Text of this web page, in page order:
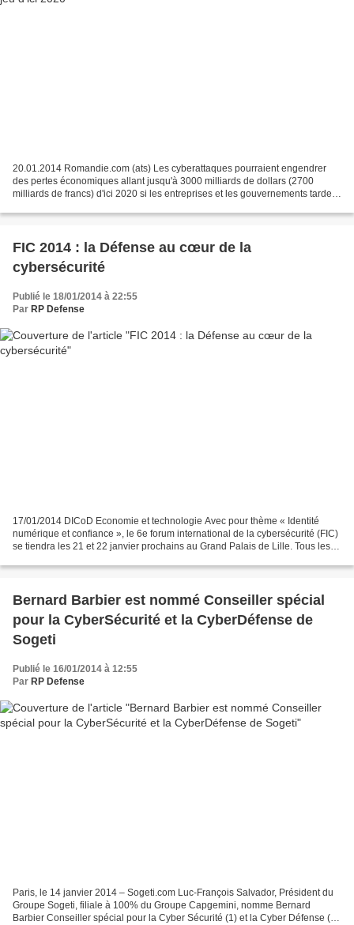
20.01.2014 Romandie.com (ats) Les cyberattaques pourraient engendrer
des pertes économiques allant jusqu'à 3000 milliards de dollars (2700
milliards de francs) d'ici 2020 si les entreprises et les gouvernements tardent
FIC 2014 : la Défense au cœur de la
cybersécurité
Publié le 18/01/2014 à 22:55
Par RP Defense
17/01/2014 DICoD Economie et technologie Avec pour thème « Identité
numérique et confiance », le 6e forum international de la cybersécurité (FIC)
se tiendra les 21 et 22 janvier prochains au Grand Palais de Lille. Tous les
Bernard Barbier est nommé Conseiller spécial
pour la CyberSécurité et la CyberDéfense de
Sogeti
Publié le 16/01/2014 à 12:55
Par RP Defense
Paris, le 14 janvier 2014 – Sogeti.com Luc-François Salvador, Président du
Groupe Sogeti, filiale à 100% du Groupe Capgemini, nomme Bernard
Barbier Conseiller spécial pour la Cyber Sécurité (1) et la Cyber Défense (2)